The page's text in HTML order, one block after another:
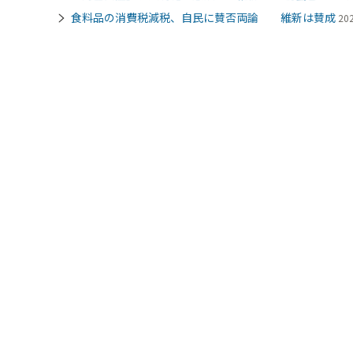
食料品の消費税減税、自民に賛否両論 維新は賛成